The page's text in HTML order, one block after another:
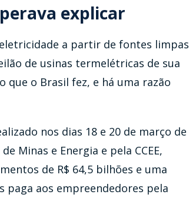
explicar
a partir de fontes limpas
de usinas termelétricas de sua
que o Brasil fez, e há uma razão
nos dias 18 e 20 de março de
Minas e Energia e pela CCEE,
de R$ 64,5 bilhões e uma
paga aos empreendedores pela